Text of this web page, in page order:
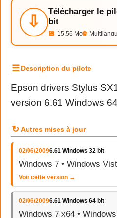
⇩
Télécharger le
bit
💾 15,56 Mo🌐
☰Description du pilote
Epson drivers Stylus
version 6.61 Windows
↻ Autres mises à jour
02/06/20096.61 Windows 32 bit
Windows 7 • Windows
Voir cette version →
02/06/20096.61 Windows 64 bit
Windows 7 x64 •